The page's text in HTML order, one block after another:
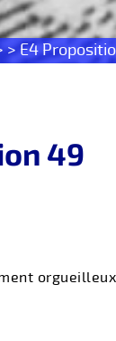
> E4
49